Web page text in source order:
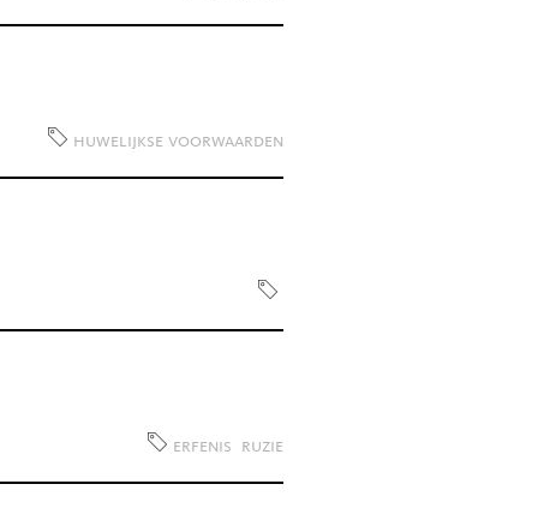
huwelijkse voorwaarden
erfenis ruzie